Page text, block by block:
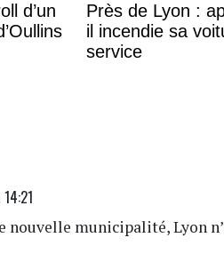
d’un
Près de Lyon :
il incendie sa
service
nouvelle municipalité, Lyon